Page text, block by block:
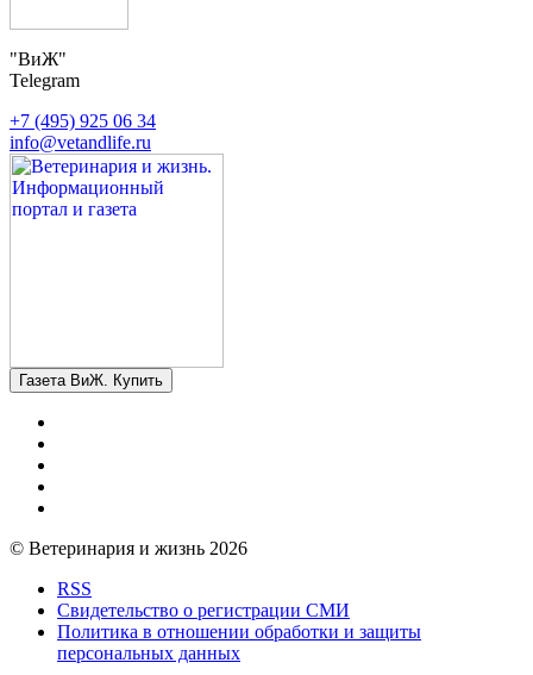
"ВиЖ"
Telegram
+7 (495) 925 06 34
info@vetandlife.ru
Газета ВиЖ. Купить
© Ветеринария и жизнь 2026
RSS
Свидетельство о регистрации СМИ
Политика в отношении обработки и защиты
персональных данных